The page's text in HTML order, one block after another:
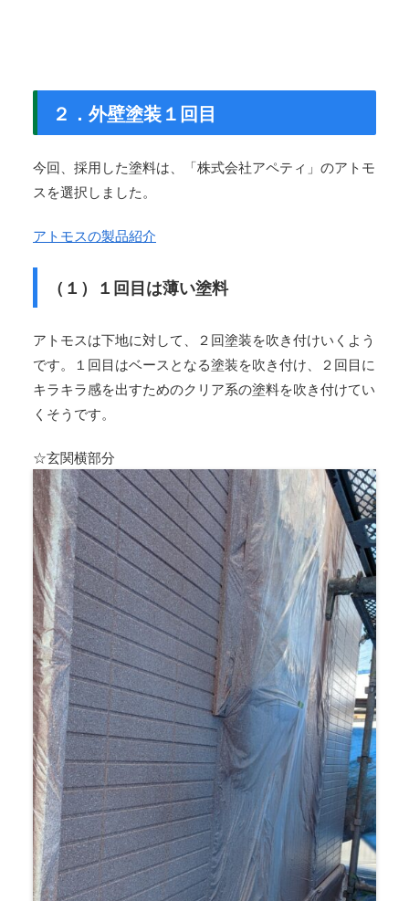
２．外壁塗装１回目
今回、採用した塗料は、「株式会社アペティ」のアトモ
スを選択しました。
アトモスの製品紹介
（１）１回目は薄い塗料
アトモスは下地に対して、２回塗装を吹き付けいくよう
です。１回目はベースとなる塗装を吹き付け、２回目に
キラキラ感を出すためのクリア系の塗料を吹き付けてい
くそうです。
☆玄関横部分